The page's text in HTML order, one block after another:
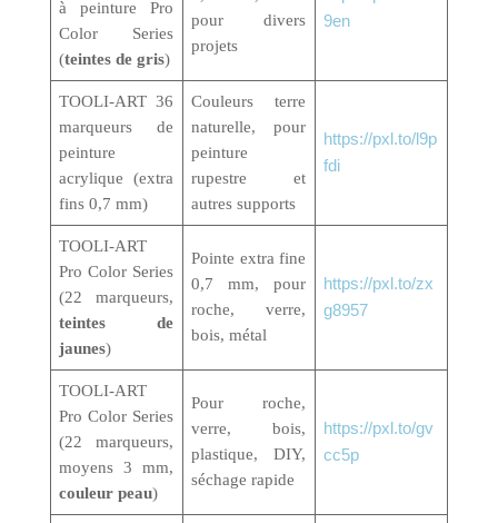
à peinture Pro
Color Series
(teintes de gris)
pour divers
projets
9en
TOOLI-ART 36
marqueurs de
peinture
acrylique (extra
fins 0,7 mm)
Couleurs terre
naturelle, pour
peinture
rupestre et
autres supports
https://pxl.to/l9p
fdi
TOOLI-ART
Pro Color Series
(22 marqueurs,
teintes de
jaunes)
Pointe extra fine
0,7 mm, pour
roche, verre,
bois, métal
https://pxl.to/zx
g8957
TOOLI-ART
Pro Color Series
(22 marqueurs,
moyens 3 mm,
couleur peau)
Pour roche,
verre, bois,
plastique, DIY,
séchage rapide
https://pxl.to/gv
cc5p